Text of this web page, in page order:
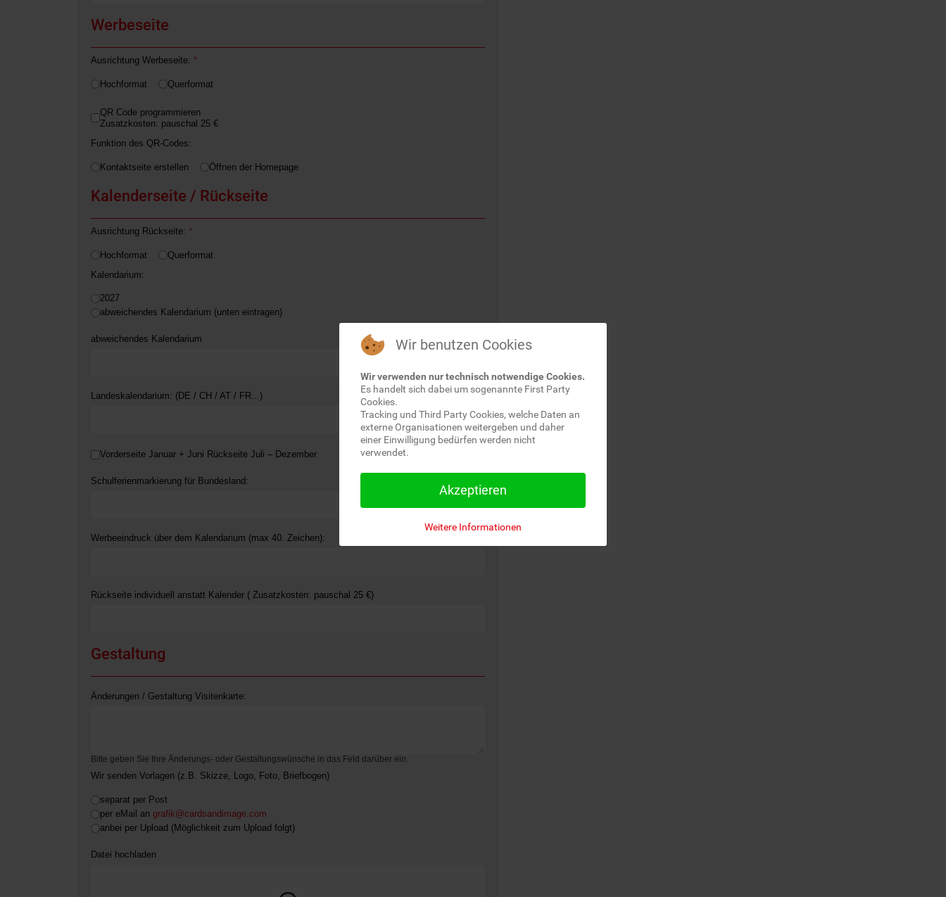
Werbeseite
Ausrichtung Werbeseite: *
Hochformat Querformat
QR Code programmieren
Zusatzkosten: pauschal 25 €
Funktion des QR-Codes:
Kontaktseite erstellen Öffnen der Homepage
Kalenderseite / Rückseite
Ausrichtung Rückseite: *
Hochformat
Querformat
Kalendarium:
2027
abweichendes Kalendarium (unten eintragen)
abweichendes Kalendarium
Landeskalendarium: (DE / CH / AT / FR...)
Vorderseite Januar – Juni Rückseite Juli – Dezember
Vorderseite Januar + Juni Rückseite Juli – Dezember
Schulferienmarkierung für Bundesland:
Werbeeindruck über dem Kalendarium (max 40. Zeichen):
Rückseite individuell anstatt Kalender ( Zusatzkosten: pauschal 25 €)
Gestaltung
Änderungen / Gestaltung Visitenkarte:
Bitte geben Sie Ihre Änderungs- oder Gestaltungswünsche in das Feld darüber ein.
Wir senden Vorlagen (z.B. Skizze, Logo, Foto, Briefbogen)
separat per Post
per eMail an grafik@cardsandimage.com
anbei per Upload (Möglichkeit zum Upload folgt)
Datei hochladen
Wir benutzen Cookies
Wir verwenden nur technisch notwendige Cookies.
Es handelt sich dabei um sogenannte First Party
Cookies.
Tracking und Third Party Cookies, welche Daten an
externe Organisationen weitergeben und daher
einer Einwilligung bedürfen werden nicht
verwendet.
Akzeptieren
Weitere Informationen